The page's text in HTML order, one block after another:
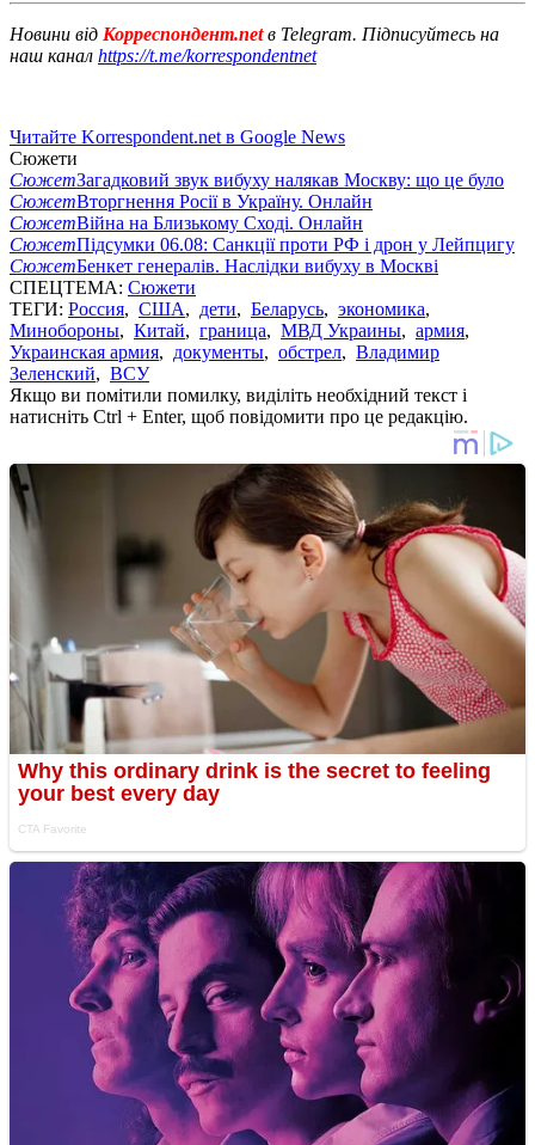
Новини від Корреспондент.netв Telegram. Підписуйтесь на
наш канал https://t.me/korrespondentnet
Читайте Korrespondent.net в Google News
Сюжети
СюжетЗагадковий звук вибуху налякав Москву: що це було
СюжетВторгнення Росії в Україну. Онлайн
СюжетВійна на Близькому Сході. Онлайн
СюжетПідсумки 06.08: Санкції проти РФ і дрон у Лейпцигу
СюжетБенкет генералів. Наслідки вибуху в Москві
СПЕЦТЕМА: Сюжети
ТЕГИ: Россия, США, дети, Беларусь, экономика,
Минобороны, Китай, граница, МВД Украины, армия,
Украинская армия, документы, обстрел, Владимир
Зеленский, ВСУ
Якщо ви помітили помилку, виділіть необхідний текст і
натисніть Ctrl + Enter, щоб повідомити про це редакцію.